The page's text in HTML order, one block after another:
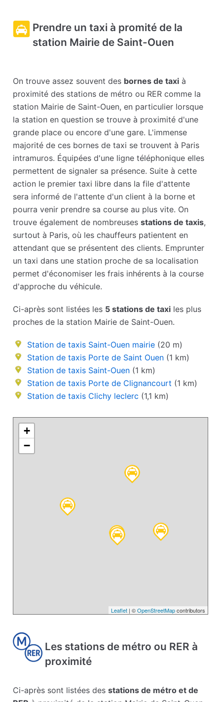
Prendre un taxi à promité de la
station Mairie de Saint-Ouen
On trouve assez souvent des bornes de taxi à
proximité des stations de métro ou RER comme la
station Mairie de Saint-Ouen, en particulier lorsque
la station en question se trouve à proximité d'une
grande place ou encore d'une gare. L'immense
majorité de ces bornes de taxi se trouvent à Paris
intramuros. Équipées d'une ligne téléphonique elles
permettent de signaler sa présence. Suite à cette
action le premier taxi libre dans la file d'attente
sera informé de l'attente d'un client à la borne et
pourra venir prendre sa course au plus vite. On
trouve également de nombreusesstations de taxis,
surtout à Paris, où les chauffeurs patientent en
attendant que se présentent des clients. Emprunter
un taxi dans une station proche de sa localisation
permet d'économiser les frais inhérents à la course
d'approche du véhicule.
Ci-après sont listées les 5 stations de taxi les plus
proches de la station Mairie de Saint-Ouen.
Station de taxis Saint-Ouen mairie (20 m)
Station de taxis Porte de Saint Ouen (1 km)
Station de taxis Saint-Ouen (1 km)
Station de taxis Porte de Clignancourt (1 km)
Station de taxis Clichy leclerc (1,1 km)
+
−
Leaflet| ©OpenStreetMapcontributors
Les stations de métro ou RER à
proximité
Ci-après sont listées desstations de métro et de